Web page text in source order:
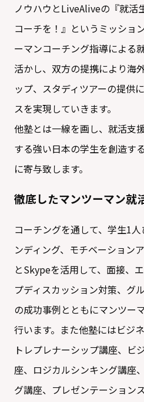
ノウハウとLiveAliveの『就活
コーチを！』というミッショ
ーマンコーチング指導による
活かし、双方の提携により海
ップ、スタディツアーの提供
スを実現していきます。
他塾とは一線を画し、就活支
する強い日本の学生を創造す
に寄与致します。
徹底したマンツーマン就
コーチングを通して、学生1
ンディング、モチベーション
とSkypeを活用して、面接、
プディスカッション対策、グ
の成功事例とともにマンツー
行います。また他塾にはビジ
トレプレナーシップ講座、ビ
座、ロジカルシンキング講座
グ講座、プレゼンテーション